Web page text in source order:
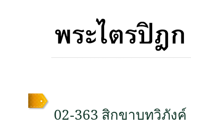
02-363 สิกขาบทวิภังค์